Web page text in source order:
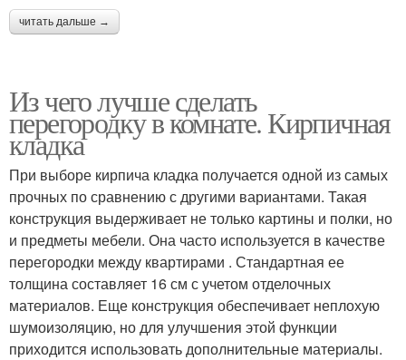
читать дальше →
Из чего лучше сделать
перегородку в комнате. Кирпичная
кладка
При выборе кирпича кладка получается одной из самых
прочных по сравнению с другими вариантами. Такая
конструкция выдерживает не только картины и полки, но
и предметы мебели. Она часто используется в качестве
перегородки между квартирами . Стандартная ее
толщина составляет 16 см с учетом отделочных
материалов. Еще конструкция обеспечивает неплохую
шумоизоляцию, но для улучшения этой функции
приходится использовать дополнительные материалы.